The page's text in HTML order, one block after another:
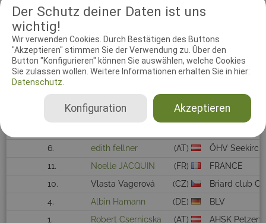
Der Schutz deiner Daten ist uns
wichtig!
Wir verwenden Cookies. Durch Bestätigen des Buttons
"Akzeptieren" stimmen Sie der Verwendung zu. Über den
Button "Konfigurieren" können Sie auswählen, welche Cookies
Sie zulassen wollen. Weitere Informationen erhalten Sie in hier:
Datenschutz.
Akzeptieren
Konfiguration
Rang Kat.Nr. Hundeführer
1
9.
2
5. JOŽI PAPEŽ (SI)
Kinološko
3
12. David Indráček (CZ)
Beauceron
4
7. Radmila Šedivá (CZ)
Beauceron
8. URSULA EDLINGER (AT)
ÖKV
Michal Borkovec (CZ)
ZKO Náchod
6.
edith fellner (AT)
ÖHV
11.
Noelle JACQUIN (FR)
FRANCE
10.
Vlasta Vagerová (CZ)
Briard club CZ
4.
Albin Hamann (DE)
BLV
1.
Robert Csernicska (AT) AHSK Petzen